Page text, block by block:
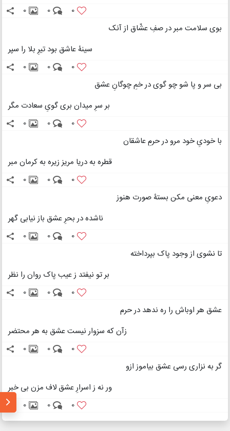
0
0
0
بوی سلامت مبر در صفِ عشّاق از آنک
سینۀ عاشق بود تیرِ بلا را سپر
0
0
0
بی سر و پا شو چو گوی در خمِ چوگانِ عشق
بر سرِ میدان بری گویِ سعادت مگر
0
0
0
با خودیِ خود مرو در حرمِ عاشقان
قطره به دریا مریز زیره به کرمان مبر
0
0
0
دعویِ معنی مکن بستۀ صورت هنوز
ناشده در بحرِ عشق باز نیابی گهر
0
0
0
تا نشوی از وجود پاک بپرداخته
بر تو نیفتد ز عیب پاک روان را نظر
0
0
0
عشق هر اوباش را ره ندهد در حرم
زآن که سزوار نیست عشق به هر محتضر
0
0
0
گر به نزاری رسی عشق بیاموز ازو
ور نه ز اسرارِ عشق لاف مزن بی خبر
0
0
0